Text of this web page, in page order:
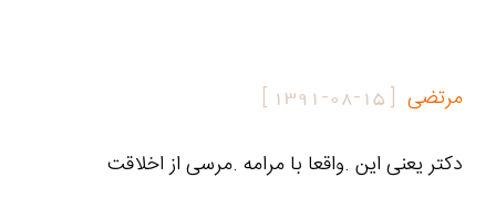
مرتضی [
1391-08-15
]
دکتر یعنی این .واقعا با مرامه .مرسی از اخلاقت